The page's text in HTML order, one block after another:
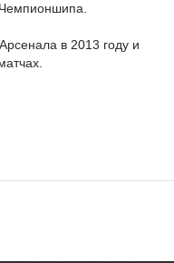
Чемпионшипа.
в 2013 году и